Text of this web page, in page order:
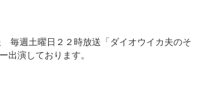
毎週土曜日２２時放送「ダイオウイカ夫のそ
出演しております。